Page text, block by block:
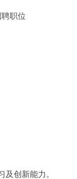
职位
及创新能力。